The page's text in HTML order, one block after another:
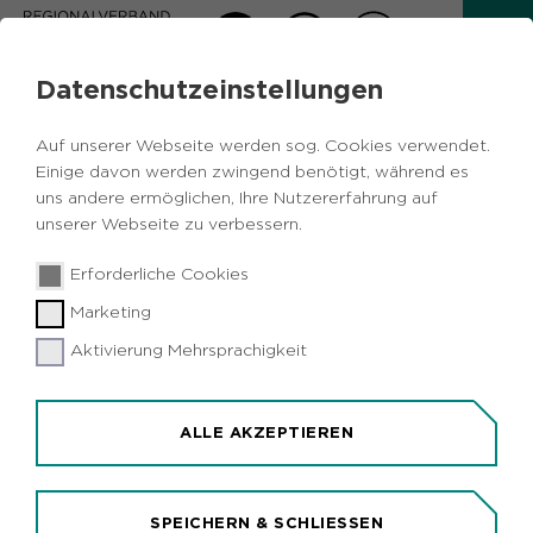
Datenschutzeinstellungen
Auf unserer Webseite werden sog. Cookies verwendet.
Einige davon werden zwingend benötigt, während es
uns andere ermöglichen, Ihre Nutzererfahrung auf
unserer Webseite zu verbessern.
Erforderliche Cookies
Marketing
Aktivierung Mehrsprachigkeit
ALLE AKZEPTIEREN
SPEICHERN & SCHLIESSEN
AKTUELLES
Zurück
KOMMUNALWAHL 2025:
SPD bleibt stärkste Kraft im
Ruhrparlament / AfD legt deutlich zu